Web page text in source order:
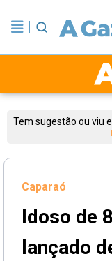
Tem sugestão ou viu
Caparaó
Idoso de
lançado